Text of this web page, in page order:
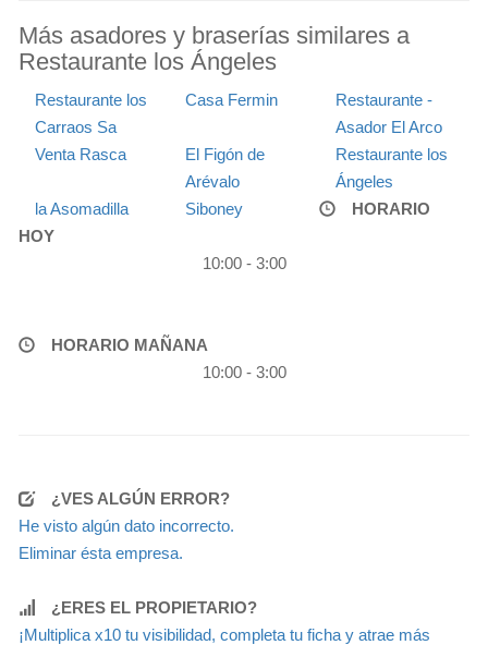
Más asadores y braserías similares a
Restaurante los Ángeles
Restaurante los
Carraos Sa
Casa Fermin
Restaurante -
Asador El Arco
Venta Rasca
El Figón de
Arévalo
Restaurante los
Ángeles
la Asomadilla
Siboney
HORARIO
HOY
10:00 - 3:00
HORARIO MAÑANA
10:00 - 3:00
¿VES ALGÚN ERROR?
He visto algún dato incorrecto.
Eliminar ésta empresa.
¿ERES EL PROPIETARIO?
¡Multiplica x10 tu visibilidad, completa tu ficha y atrae más